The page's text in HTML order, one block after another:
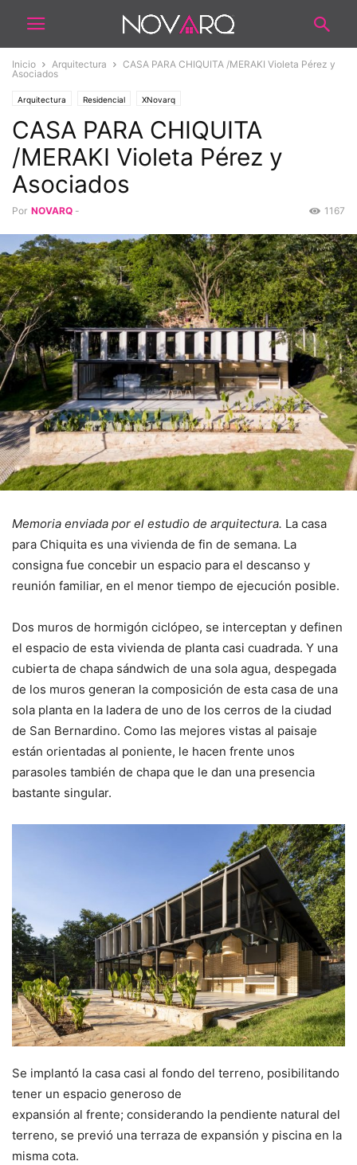
Inicio Arquitectura
CASA PARA CHIQUITA /MERAKI Violeta Pérez y
Asociados
Arquitectura Residencial XNovarq
CASA PARA CHIQUITA
/MERAKI Violeta Pérez y
Asociados
Por NOVARQ - 1167
Memoria enviada por el estudio de arquitectura. La casa
para Chiquita es una vivienda de fin de semana. La
consigna fue concebir un espacio para el descanso y
reunión familiar, en el menor tiempo de ejecución posible.
Dos muros de hormigón ciclópeo, se interceptan y definen
el espacio de esta vivienda de planta casi cuadrada. Y una
cubierta de chapa sándwich de una sola agua, despegada
de los muros generan la composición de esta casa de una
sola planta en la ladera de uno de los cerros de la ciudad
de San Bernardino. Como las mejores vistas al paisaje
están orientadas al poniente, le hacen frente unos
parasoles también de chapa que le dan una presencia
bastante singular.
Se implantó la casa casi al fondo del terreno, posibilitando
tener un espacio generoso de
expansión al frente; considerando la pendiente natural del
terreno, se previó una terraza de expansión y piscina en la
misma cota.